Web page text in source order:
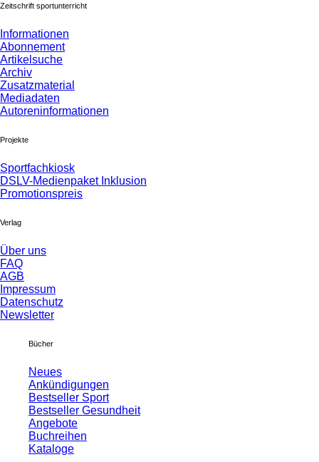
Zeitschrift sportunterricht
Informationen
Abonnement
Artikelsuche
Archiv
Zusatzmaterial
Mediadaten
Autoreninformationen
Projekte
Sportfachkiosk
DSLV-Medienpaket Inklusion
Promotionspreis
Verlag
Über uns
FAQ
AGB
Impressum
Datenschutz
Newsletter
Bücher
Neues
Ankündigungen
Bestseller Sport
Bestseller Gesundheit
Angebote
Buchreihen
Kataloge